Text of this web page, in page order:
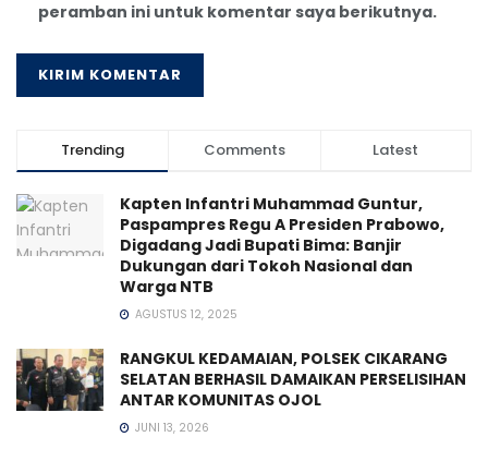
peramban ini untuk komentar saya berikutnya.
Trending Comments Latest
Kapten Infantri Muhammad Guntur,
Paspampres Regu A Presiden Prabowo,
Digadang Jadi Bupati Bima: Banjir
Dukungan dari Tokoh Nasional dan
Warga NTB
AGUSTUS 12, 2025
RANGKUL KEDAMAIAN, POLSEK CIKARANG
SELATAN BERHASIL DAMAIKAN PERSELISIHAN
ANTAR KOMUNITAS OJOL
JUNI 13, 2026